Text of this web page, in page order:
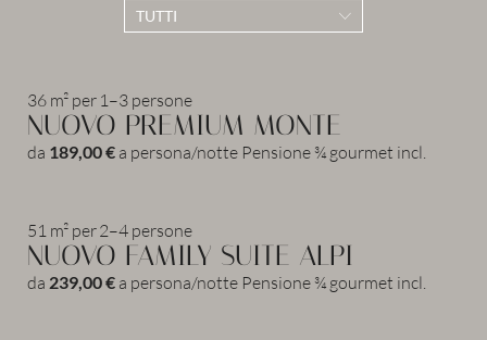
Camere e prezzi
Camere e suite
Servizi inclusi
TUTTI
36 m² per 1–3 persone
NUOVO PREMIUM MONTE
da 189,00 € a persona/notte Pensione ¾ gourmet incl.
51 m² per2–4 persone
NUOVO FAMILY SUITE ALPI
da 239,00 € a persona/notte Pensione ¾ gourmet incl.